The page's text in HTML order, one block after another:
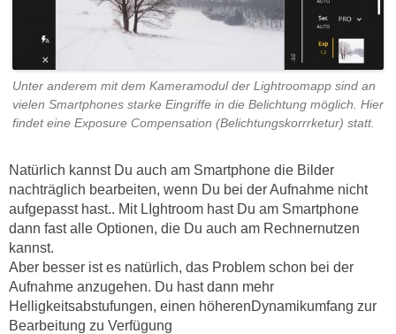
Unter anderem mit dem Kameramodul der Lightroomapp sind an
vielen Smartphones starke Eingriffe in die Belichtung möglich. Hier
findet eine Exposure Compensation (Belichtungskorrrketur) statt.
Natürlich kannst Du auch am Smartphone die Bilder
nachträglich bearbeiten, wenn Du bei der Aufnahme nicht
aufgepasst hast.. Mit LIghtroom hast Du am Smartphone
dann fast alle Optionen, die Du auch am Rechnernutzen
kannst.
Aber besser ist es natürlich, das Problem schon bei der
Aufnahme anzugehen. Du hast dann mehr
Helligkeitsabstufungen, einen höherenDynamikumfang zur
Bearbeitung zu Verfügung